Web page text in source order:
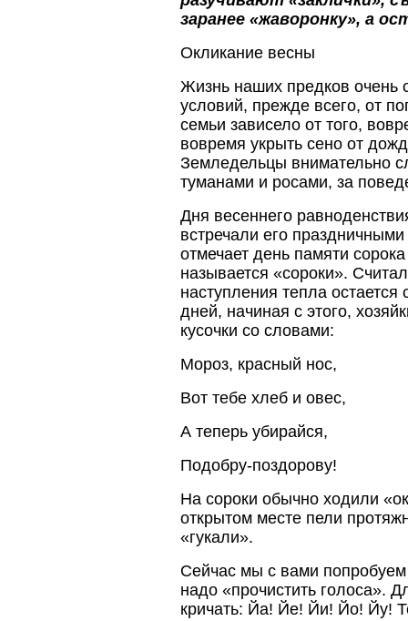
заранее «жаворонку», а
Окликание весны
Жизнь наших предков очень
условий, прежде всего, от
семьи зависело от того,
вовремя укрыть сено от
Земледельцы внимательно
туманами и росами, за
Дня весеннего
встречали его
отмечает день памяти
называется «сороки».
наступления тепла
дней, начиная с этого,
кусочки со словами:
Мороз, красный нос,
Вот тебе хлеб и овес,
А теперь убирайся,
Подобру-поздорову!
На сороки обычно ходили
открытом месте пели
«гукали».
Сейчас мы с вами
надо «прочистить голоса».
кричать: Йа! Йе! Йи! Йо! Йу!